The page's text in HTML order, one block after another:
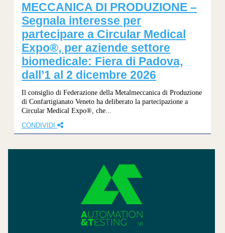
MECCANICA DI PRODUZIONE –
Segnala interesse per
partecipare a Circular Medical
Expo®, per aziende settore
biomedicale: Fiera di Padova,
dall’1 al 2 dicembre 2026
Il consiglio di Federazione della Metalmeccanica di Produzione
di Confartigianato Veneto ha deliberato la partecipazione a
Circular Medical Expo®, che...
CONDIVIDI